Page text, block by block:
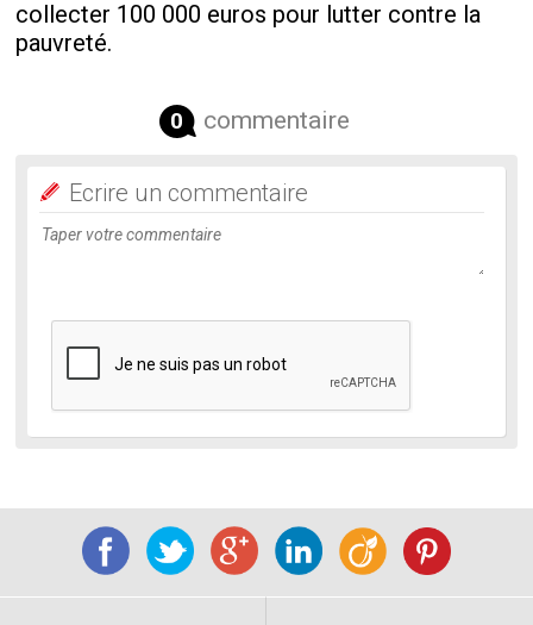
collecter 100 000 euros pour lutter contre la
pauvreté.
0 commentaire
Ecrire un commentaire